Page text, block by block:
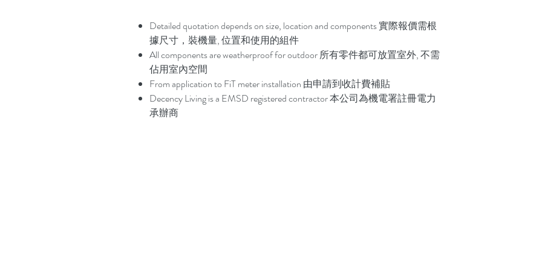
Detailed quotation depends on size, location and components 實際報價需根
據尺寸，裝機量, 位置和使用的組件
All components are weatherproof for outdoor 所有零件都可放置室外, 不需
佔用室內空間
From application to FiT meter installation 由申請到收計費補貼
Decency Living is a EMSD registered contractor 本公司為機電署註冊電力
承辦商